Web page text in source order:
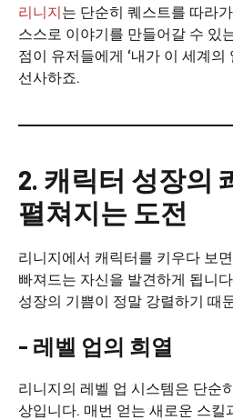
리니지는 단순히 퀘스트를 따라
스스로 이야기를 만들어갈 수 있
점이 유저들에게 ‘내가 이 세계의
선사하죠.
2. 캐릭터 성장의
펼쳐지는 도전
리니지에서 캐릭터를 키우다 보
빠져드는 자신을 발견하게 됩니
성장의 기쁨이 정말 강렬하기 때
– 레벨 업의 희열
리니지의 레벨 업 시스템은 단순
상입니다. 매번 얻는 새로운 스킬